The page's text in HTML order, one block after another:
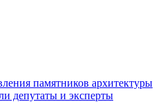
памятников архитектуры
депутаты и эксперты